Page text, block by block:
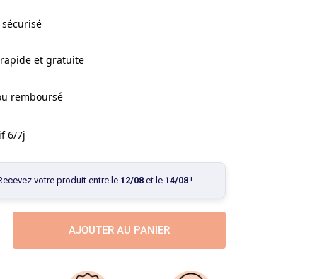
et gratuite
remboursé
6/7j
votre produit entre le 12/08et le 14/08!
AJOUTER AU PANIER